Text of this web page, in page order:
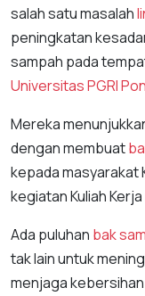
salah satu masalah
peningkatan
sampah pada
Universitas PGRI
Mereka
dengan membuat
kepada masyarakat
kegiatan Kuliah Kerja
Ada puluhan bak
tak lain untuk
menjaga